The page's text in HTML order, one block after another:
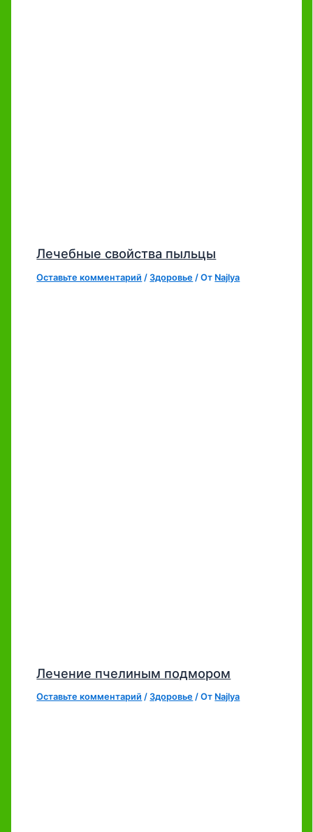
Лечебные свойства пыльцы
Оставьте комментарий /Здоровье / От Najlya
Лечение пчелиным подмором
Оставьте комментарий /Здоровье / От Najlya